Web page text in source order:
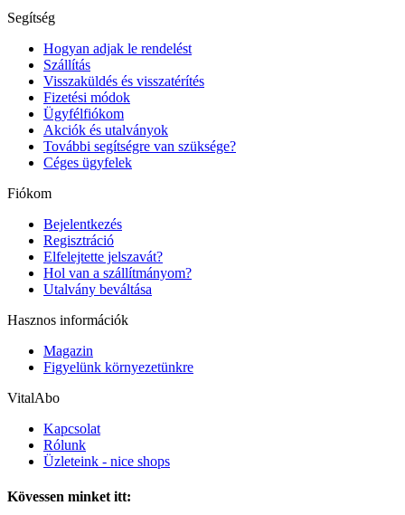
Segítség
Hogyan adjak le rendelést
Szállítás
Visszaküldés és visszatérítés
Fizetési módok
Ügyfélfiókom
Akciók és utalványok
További segítségre van szüksége?
Céges ügyfelek
Fiókom
Bejelentkezés
Regisztráció
Elfelejtette jelszavát?
Hol van a szállítmányom?
Utalvány beváltása
Hasznos információk
Magazin
Figyelünk környezetünkre
VitalAbo
Kapcsolat
Rólunk
Üzleteink - nice shops
Kövessen minket itt: